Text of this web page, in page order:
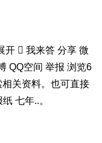
开  我来答 分享 微
QQ空间 举报 浏览6
关资料。也可直接
七年..。